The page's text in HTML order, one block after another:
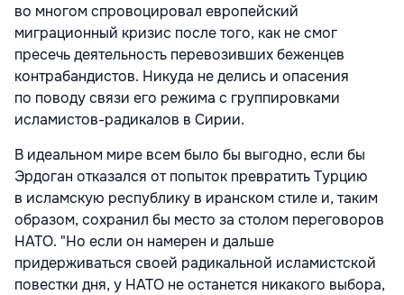
во многом спровоцировал европейский
миграционный кризис после того, как не смог
пресечь деятельность перевозивших беженцев
контрабандистов. Никуда не делись и опасения
по поводу связи его режима с группировками
исламистов-радикалов в Сирии.
В идеальном мире всем было бы выгодно, если бы
Эрдоган отказался от попыток превратить Турцию
в исламскую республику в иранском стиле и, таким
образом, сохранил бы место за столом переговоров
НАТО. "Но если он намерен и дальше
придерживаться своей радикальной исламистской
повестки дня, у НАТО не останется никакого выбора,